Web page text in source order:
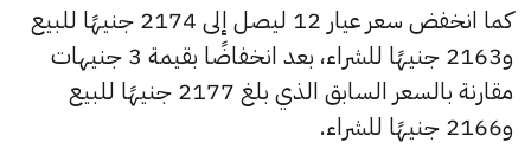
كما انخفض سعر عيار 12 ليصل إلى 2174 جنيهًا للبيع
و2163 جنيهًا للشراء، بعد انخفاضًا بقيمة 3 جنيهات
مقارنة بالسعر السابق الذي بلغ 2177 جنيهًا للبيع
و2166 جنيهًا للشراء.